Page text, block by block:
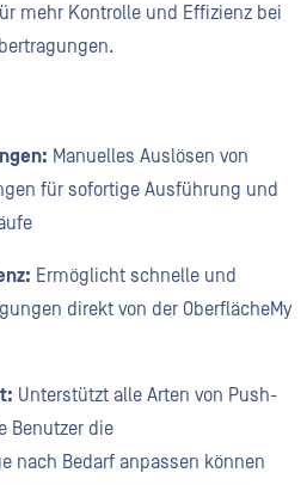
mehr Kontrolle und Effizienz bei
Manuelles Auslösen von
für sofortige Ausführung und
Ermöglicht schnelle und
direkt von der OberflächeMy
Unterstützt alle Arten von Push-
Benutzer die
nach Bedarf anpassen können